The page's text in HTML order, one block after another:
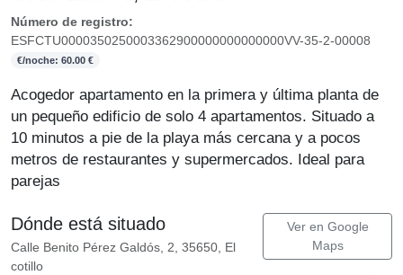
Número de registro:
ESFCTU0000350250003362900000000000000VV-35-2-00008
€/noche: 60.00 €
Acogedor apartamento en la primera y última planta de
un pequeño edificio de solo 4 apartamentos. Situado a
10 minutos a pie de la playa más cercana y a pocos
metros de restaurantes y supermercados. Ideal para
parejas
Dónde está situado
Calle Benito Pérez Galdós, 2, 35650, El
cotillo
Ver en Google
Maps